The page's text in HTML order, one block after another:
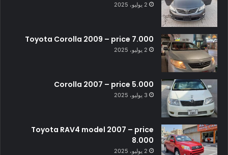
2 يوليو، 2025
Toyota Corolla 2009 – price 7.000
2 يوليو، 2025
Corolla 2007 – price 5.000
3 يوليو، 2025
Toyota RAV4 model 2007 – price
8.000
2 يوليو، 2025